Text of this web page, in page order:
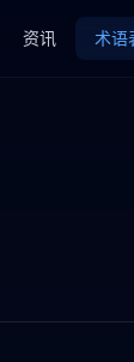
资讯 术语